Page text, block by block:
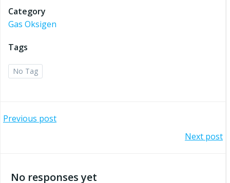
Category
Gas Oksigen
Tags
No Tag
Post
Previous post
navigation
Next post
No responses yet